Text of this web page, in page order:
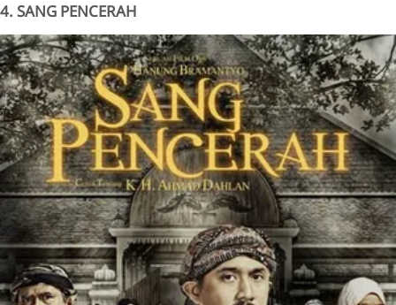
4. SANG PENCERAH